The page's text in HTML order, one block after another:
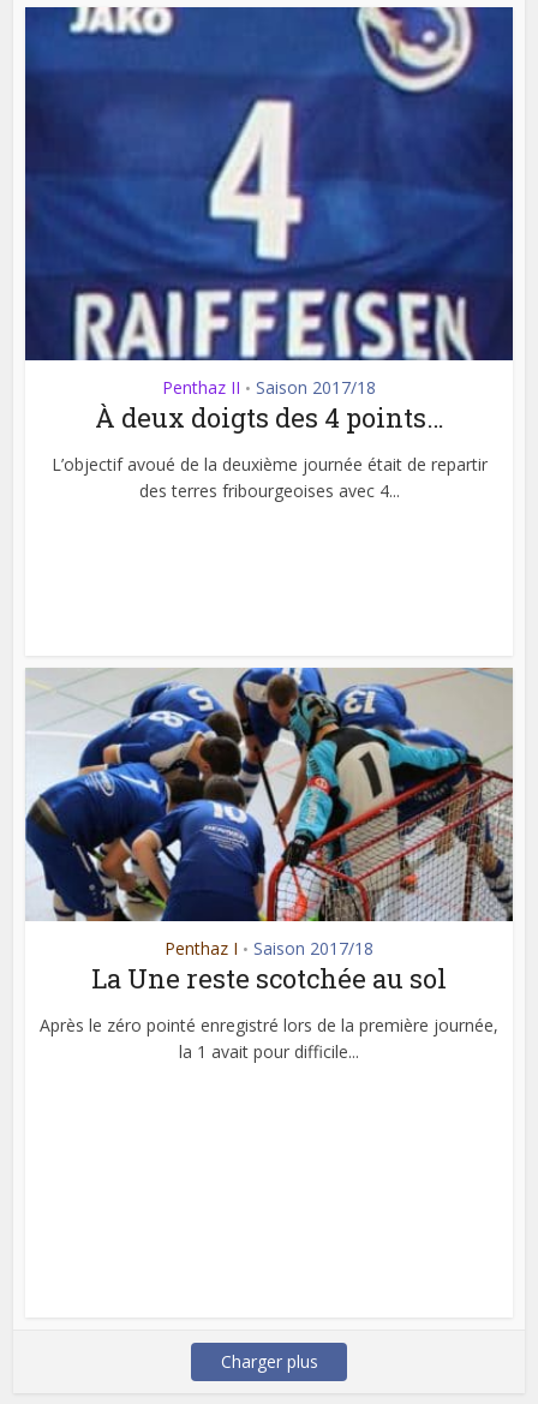
Penthaz II • Saison 2017/18
À deux doigts des 4 points…
L’objectif avoué de la deuxième journée était de repartir
des terres fribourgeoises avec 4...
Penthaz I • Saison 2017/18
La Une reste scotchée au sol
Après le zéro pointé enregistré lors de la première journée,
la 1 avait pour difficile...
Charger plus